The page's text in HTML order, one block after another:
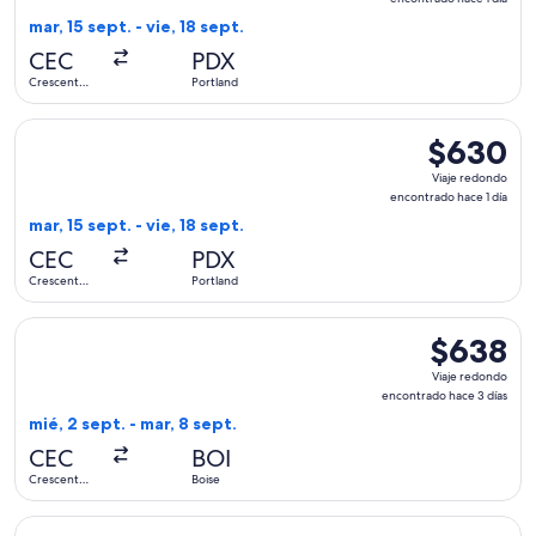
mar, 15 sept. - vie, 18 sept.
CEC
Crescent
PDX
Portland
$630
Viaje
redondo,
$630
Viaje redondo
encontrado hace 1 día
mar, 15 sept. - vie, 18 sept.
CEC
Crescent
PDX
Portland
Seleccionar vuelo de Advanced Air, con salida el mar, 15
$638
Viaje
redondo,
$638
Viaje redondo
encontrado hace 3 días
mié, 2 sept. - mar, 8 sept.
CEC
Crescent
BOI
Boise
Seleccionar vuelo de Advanced Air, con salida el mié, 2
Seleccionar vuelo de Advanced Air, con salida el lun, 14